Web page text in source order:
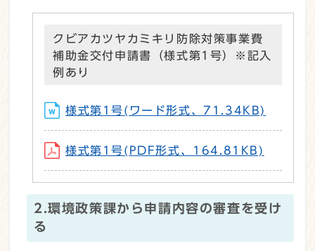
クビアカツヤカミキリ防除対策事業費
補助金交付申請書（様式第1号）※記入
例あり
様式第1号(ワード形式、71.34KB)
様式第1号(PDF形式、164.81KB)
2.環境政策課から申請内容の審査を受け
る